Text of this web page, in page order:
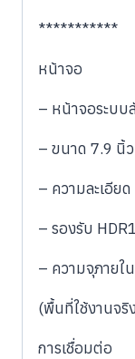
***********
หน้าจอ
– หน้าจอระบ
– ขนาด 7.9 นิ้
– ความละเอีย
– รองรับ
– ความจุภายใ
(พื้นที่ใช้งานจริ
การเชื่อมต่อ